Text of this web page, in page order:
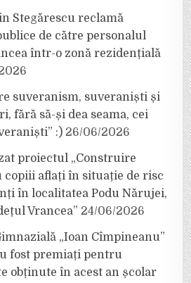
Stegărescu reclamă
de către personalul
într-o zonă rezidențială
suveranism, suveraniști și
fără să-și dea seama, cei
:) 26/06/2026
proiectul „Construire
copiii aflați în situație de risc
în localitatea Podu Nărujei,
Vrancea” 24/06/2026
„Ioan Cîmpineanu”
fost premiați pentru
obținute în acest an școlar